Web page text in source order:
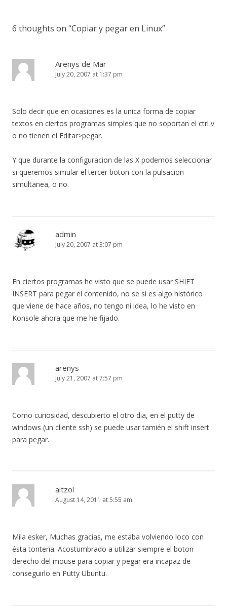
6 thoughts on “Copiar y pegar en Linux”
Arenys de Mar
July 20, 2007 at 1:37 pm
Solo decir que en ocasiones es la unica forma de copiar
textos en ciertos programas simples que no soportan el ctrl v
o no tienen el Editar>pegar.
Y que durante la configuracion de las X podemos seleccionar
si queremos simular el tercer boton con la pulsacion
simultanea, o no.
admin
July 20, 2007 at 3:07 pm
En ciertos programas he visto que se puede usar SHIFT
INSERT para pegar el contenido, no se si es algo histórico
que viene de hace años, no tengo ni idea, lo he visto en
Konsole ahora que me he fijado.
arenys
July 21, 2007 at 7:57 pm
Como curiosidad, descubierto el otro dia, en el putty de
windows (un cliente ssh) se puede usar tamién el shift insert
para pegar.
aitzol
August 14, 2011 at 5:55 am
Mila esker, Muchas gracias, me estaba volviendo loco con
ésta tonteria. Acostumbrado a utilizar siempre el boton
derecho del mouse para copiar y pegar era incapaz de
conseguirlo en Putty Ubuntu.